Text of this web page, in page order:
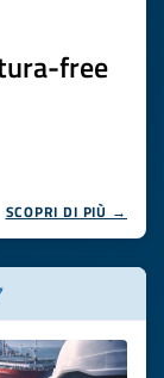
free
SCOPRI DI PIÙ →